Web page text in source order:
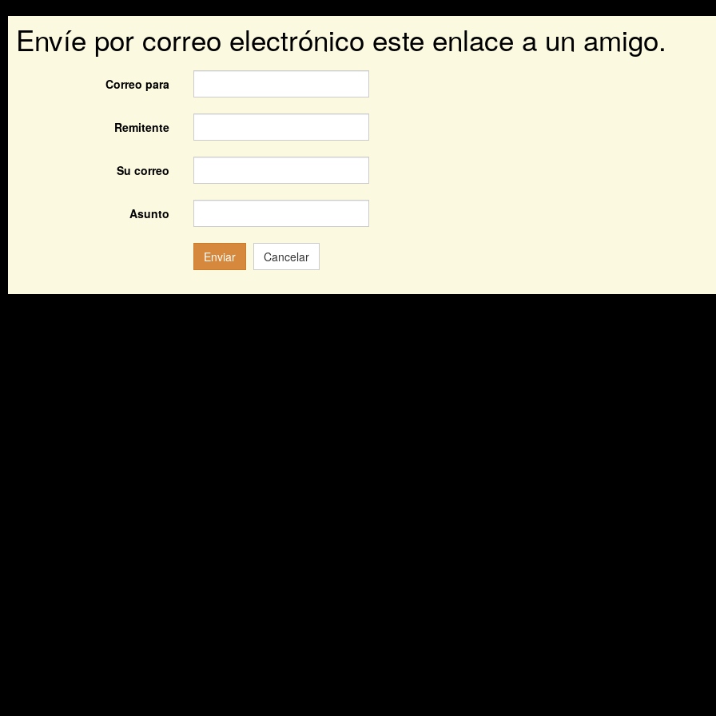
Envíe por correo electrónico este enlace a un amigo.
Correo para
Remitente
Su correo
Asunto
Enviar Cancelar